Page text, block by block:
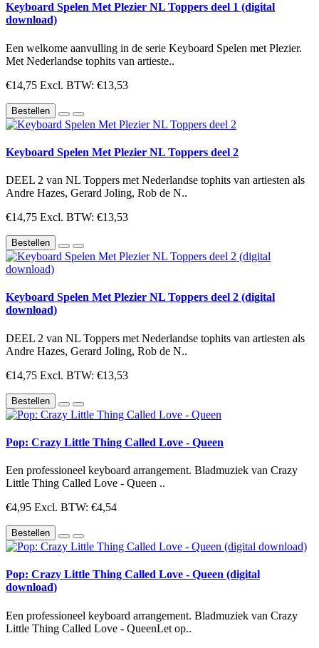
Keyboard Spelen Met Plezier NL Toppers deel 1 (digital
download)
Een welkome aanvulling in de serie Keyboard Spelen met Plezier.
Met Nederlandse tophits van artieste..
€14,75 Excl. BTW: €13,53
Bestellen
Keyboard Spelen Met Plezier NL Toppers deel 2
DEEL 2 van NL Toppers met Nederlandse tophits van artiesten als
Andre Hazes, Gerard Joling, Rob de N..
€14,75 Excl. BTW: €13,53
Bestellen
Keyboard Spelen Met Plezier NL Toppers deel 2 (digital
download)
DEEL 2 van NL Toppers met Nederlandse tophits van artiesten als
Andre Hazes, Gerard Joling, Rob de N..
€14,75 Excl. BTW: €13,53
Bestellen
Pop: Crazy Little Thing Called Love - Queen
Een professioneel keyboard arrangement. Bladmuziek van Crazy
Little Thing Called Love - Queen ..
€4,95 Excl. BTW: €4,54
Bestellen
Pop: Crazy Little Thing Called Love - Queen (digital
download)
Een professioneel keyboard arrangement. Bladmuziek van Crazy
Little Thing Called Love - QueenLet op..